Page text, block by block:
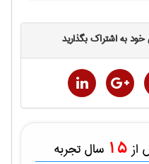
به اشتراک بگذارید
از 15 سال تجربه